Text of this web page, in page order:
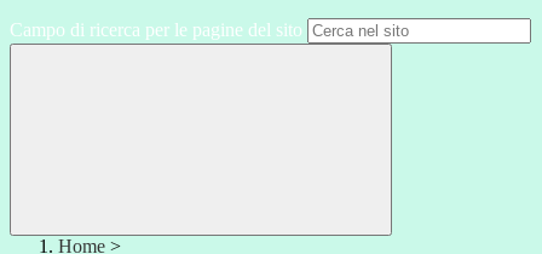
Campo di ricerca per le pagine del sito
Home >